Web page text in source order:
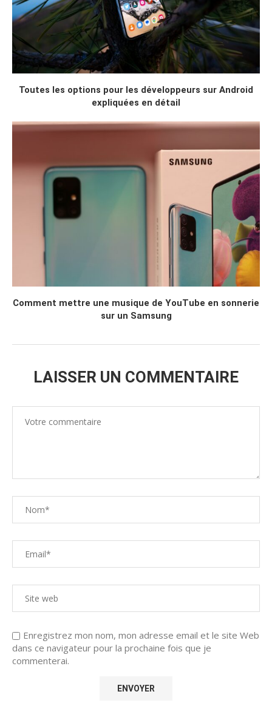
Toutes les options pour les développeurs sur Android
expliquées en détail
Comment mettre une musique de YouTube en sonnerie
sur un Samsung
LAISSER UN COMMENTAIRE
Enregistrez mon nom, mon adresse email et le site Web
dans ce navigateur pour la prochaine fois que je
commenterai.